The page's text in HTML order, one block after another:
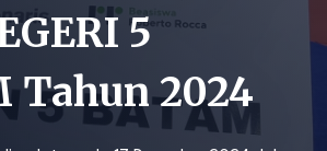
5
Tahun 2024